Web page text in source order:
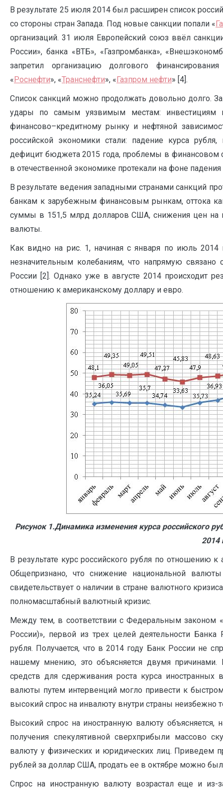
В результате 25 июля 2014 был расширен список
со стороны стран Запада. Под новые санкции попали «
организаций. 31 июля Европейский союз ввёл
России», банка «ВТБ», «Газпромбанка»,
запретил организацию долгового
«Роснефти», «Транснефти», «Газпром нефти» [4].
Список санкций можно продолжать довольно долго.
удары по самым уязвимым местам: инвестициям
финансово–кредитному рынку и нефтяной
российской экономики стали: падение курса
дефицит бюджета 2015 года, проблемы в финансовом
в отечественной экономике протекали на фоне
В результате ведения западными странами санкций
банкам к зарубежным финансовым рынкам, оттока
суммы в 151,5 млрд долларов США, снижения цен на
валюты.
Как видно на рис. 1, начиная с января по июль
незначительным колебаниям, что напрямую
России [2]. Однако уже в августе 2014 происходит
отношению к американскому доллару и евро.
Рисунок 1.Динамика изменения курса российского
2014
В результате курс российского рубля по отношению
Общепризнано, что снижение национальной
свидетельствует о наличии в стране валютного
полномасштабный валютный кризис.
Между тем, в соответствии с Федеральным законом
России)», первой из трех целей деятельности Банка
рубля. Получается, что в 2014 году Банк России не
нашему мнению, это объясняется двумя причинами.
средств для сдерживания роста курса иностранных
валюты путем интервенций могло привести к
высокий спрос на инвалюту внутри страны неизбежно
Высокий спрос на иностранную валюту
получения спекулятивной сверхприбыли массово
валюту у физических и юридических лиц. Приведем
рублей за доллар США, продать ее в октябре можно
Спрос на иностранную валюту возрастал еще и из-